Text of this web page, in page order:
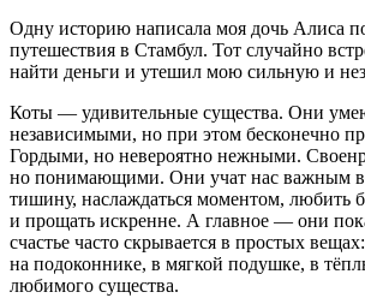
Одну историю написала моя дочь Алиса
путешествия в Стамбул. Тот случайно
найти деньги и утешил мою сильную и
Коты — удивительные существа. Они
независимыми, но при этом бесконечно
Гордыми, но невероятно нежными.
но понимающими. Они учат нас важным
тишину, наслаждаться моментом, любить
и прощать искренне. А главное — они
счастье часто скрывается в простых
на подоконнике, в мягкой подушке, в
любимого существа.